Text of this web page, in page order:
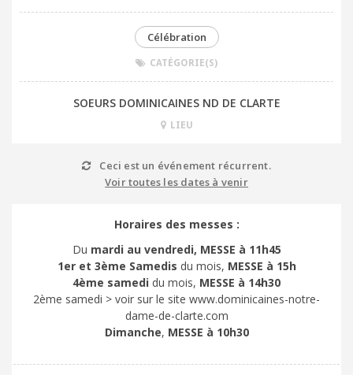
Célébration
CATÉGORIE(S)
SOEURS DOMINICAINES ND DE CLARTE
LIEU
Ceci est un événement récurrent.
Voir toutes les dates à venir
Horaires des messes :
Du mardi au vendredi, MESSE à 11h45
1er et 3ème Samedis du mois, MESSE à 15h
4ème samedi du mois, MESSE à 14h30
2ème samedi > voir sur le site www.dominicaines-notre-
dame-de-clarte.com
Dimanche, MESSE à 10h30